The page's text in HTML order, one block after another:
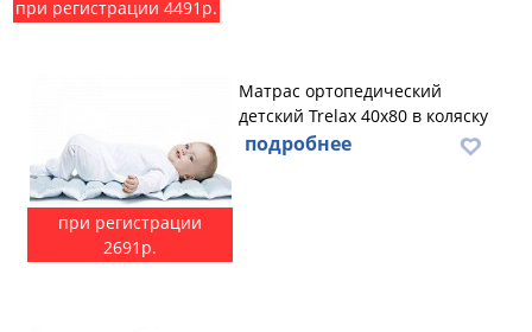
при регистрации 4491р.
при регистрации
2691р.
Матрас ортопедический
детский Trelax 40х80 в коляску
подробнее